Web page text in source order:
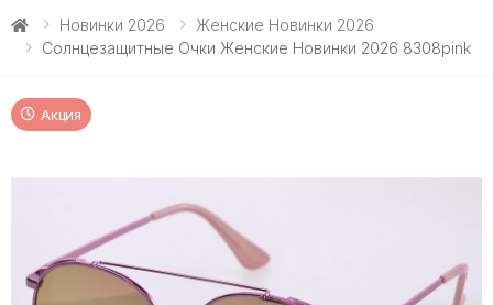
Новинки 2026
Женские Новинки 2026
Солнцезащитные Очки Женские Новинки 2026 8308pink
Акция